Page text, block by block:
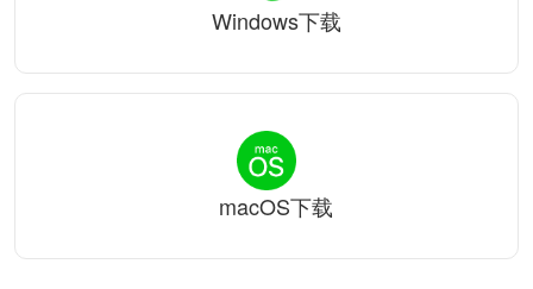
Windows下载
macOS下载